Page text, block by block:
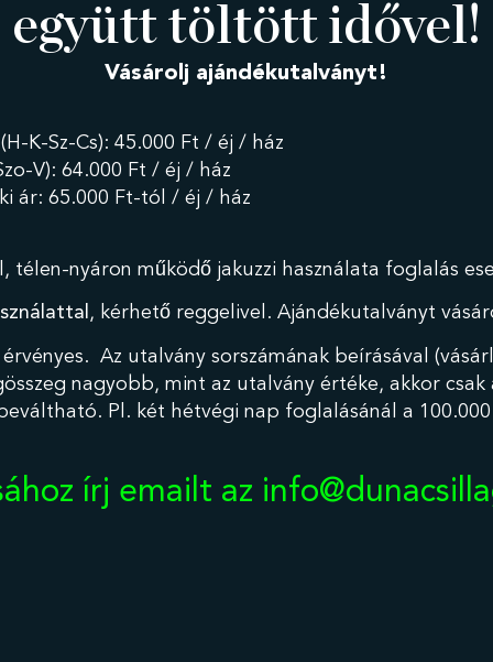
együtt töltött idővel!
Vásárolj ajándékutalványt!
K-Sz-Cs): 45.000 Ft / éj / ház
V): 64.000 Ft / éj / ház
ár: 65.000 Ft-tól / éj / ház
télen-nyáron működő jakuzzi használata foglalás
, kérhető reggelivel. Ajándékutalványt
Az utalvány sorszámának beírásával
nagyobb, mint az utalvány értéke, akkor
Pl. két hétvégi nap foglalásánál a
írj emailt az